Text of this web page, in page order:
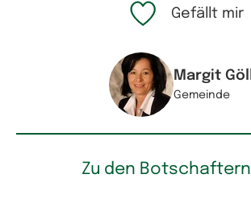
Gefällt mir
Margit Göll
Gemeinde
Zu den Botschaftern